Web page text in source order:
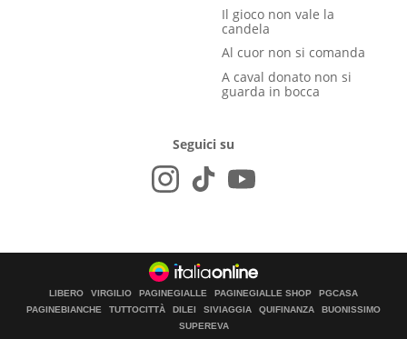
Il gioco non vale la
candela
Al cuor non si comanda
A caval donato non si
guarda in bocca
Seguici su
LIBERO VIRGILIO PAGINEGIALLE PAGINEGIALLE SHOP
PGCASA
PAGINEBIANCHE
TUTTOCITTÀ DILEI SIVIAGGIA QUIFINANZA
BUONISSIMO
SUPEREVA